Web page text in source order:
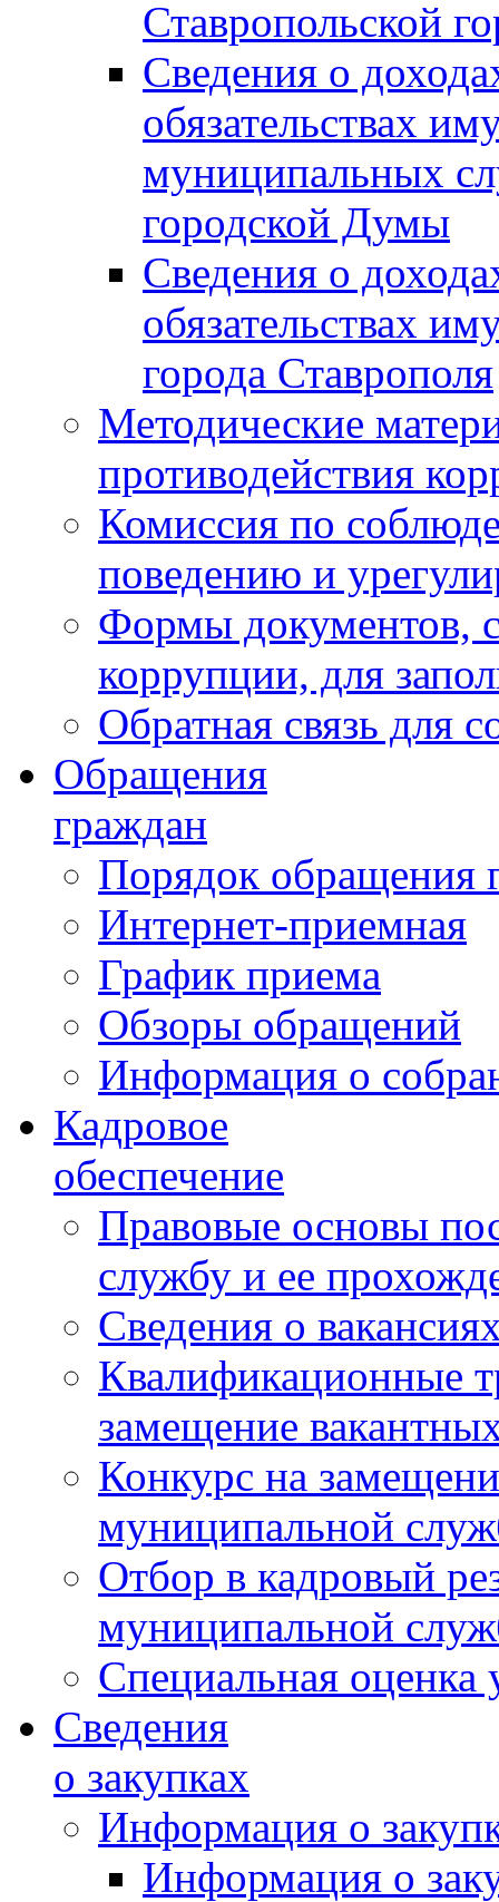
Ставропольской
Сведения о
обязательствах
муниципальных
городской Думы
Сведения о
обязательствах
города Ставрополя
Методические
противодействия
Комиссия по
поведению и
Формы документов,
коррупции, для
Обратная связь для
Обращения
граждан
Порядок обращения
Интернет-приемная
График приема
Обзоры обращений
Информация о
Кадровое
обеспечение
Правовые основы
службу и ее
Сведения о
Квалификационные
замещение
Конкурс на
муниципальной
Отбор в кадровый
муниципальной
Специальная оценка
Сведения
о закупках
Информация о
Информация о